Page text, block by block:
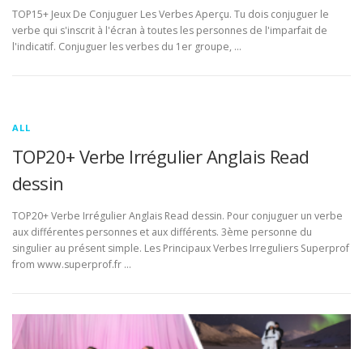
TOP15+ Jeux De Conjuguer Les Verbes Aperçu. Tu dois conjuguer le
verbe qui s'inscrit à l'écran à toutes les personnes de l'imparfait de
l'indicatif. Conjuguer les verbes du 1er groupe, …
ALL
TOP20+ Verbe Irrégulier Anglais Read
dessin
TOP20+ Verbe Irrégulier Anglais Read dessin. Pour conjuguer un verbe
aux différentes personnes et aux différents. 3ème personne du
singulier au présent simple. Les Principaux Verbes Irreguliers Superprof
from www.superprof.fr …